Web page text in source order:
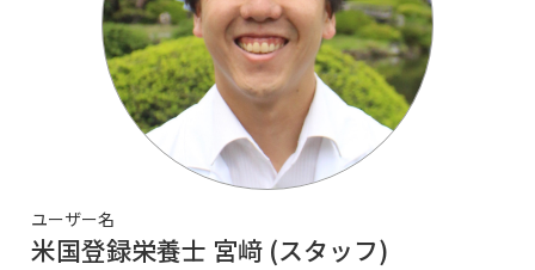
ユーザー名
米国登録栄養士 宮﨑 (スタッフ)